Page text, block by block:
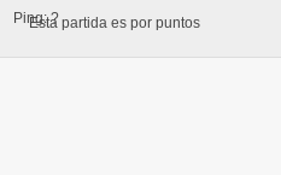
Esta partida es por puntos
Ping:?